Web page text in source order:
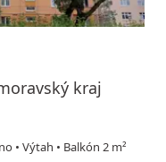
kraj
• Výtah • Balkón 2 m²